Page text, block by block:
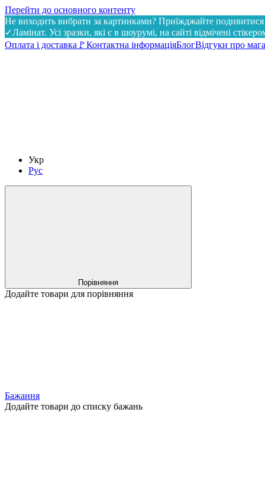
Перейти до основного контенту
Не виходить вибрати за картинками? Приїжджайте
✓Ламінат. Усі зразки, які є в шоурумі, на сайті відмічені
Оплата і доставка 🚩Контактна інформаціяБлогВідгуки про
Укр
Рус
Порівняння
Додайте товари для порівняння
Бажання
Додайте товари до списку бажань